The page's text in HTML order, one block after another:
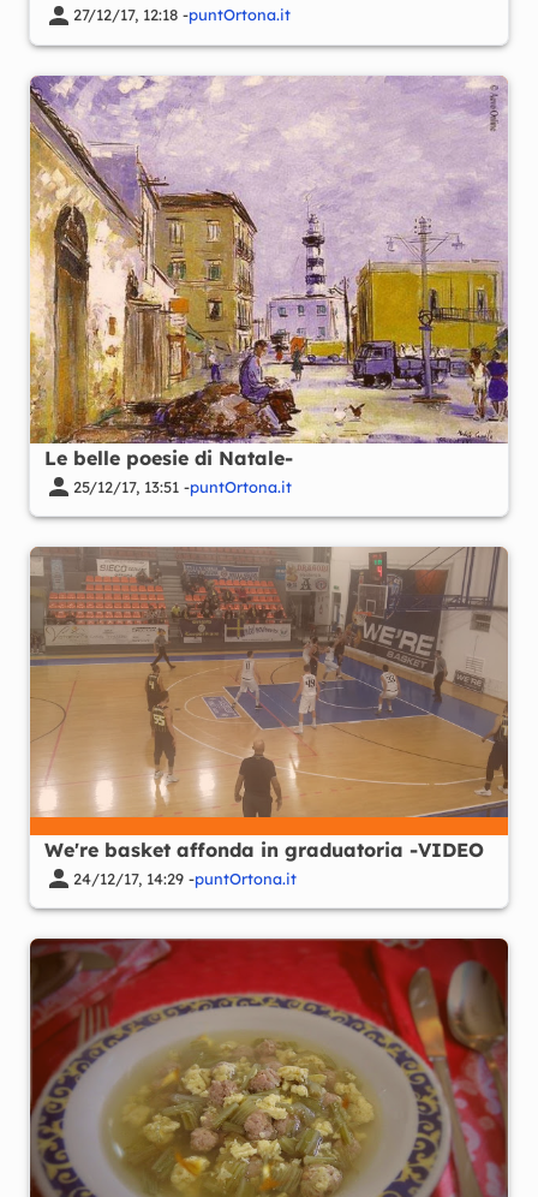
27/12/17, 12:18 -puntOrtona.it
Le belle poesie di Natale-
25/12/17, 13:51 -puntOrtona.it
We're basket affonda in graduatoria -VIDEO
24/12/17, 14:29 -puntOrtona.it